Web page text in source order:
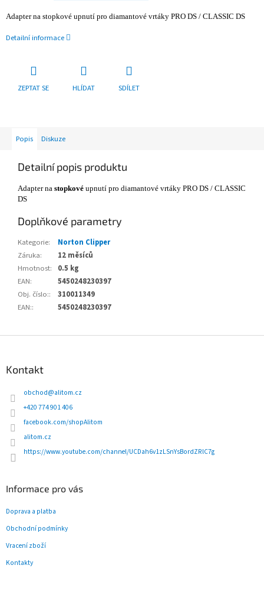
Adapter na stopkové upnutí pro diamantové vrtáky PRO DS / CLASSIC DS
Detailní informace
ZEPTAT SE HLÍDAT SDÍLET
Popis Diskuze
Detailní popis produktu
Adapter na stopkové upnutí pro diamantové vrtáky PRO DS / CLASSIC
DS
Doplňkové parametry
Kategorie:
Norton Clipper
Záruka:
12 měsíců
Hmotnost:
0.5 kg
EAN:
5450248230397
Obj. číslo::
310011349
EAN:: 5450248230397
Kontakt
obchod@alitom.cz
+420 774 901 406
facebook.com/shopAlitom
alitom.cz
https://www.youtube.com/channel/UCDah6v1zLSnYsBordZRlC7g
Informace pro vás
Doprava a platba
Obchodní podmínky
Vracení zboží
Kontakty